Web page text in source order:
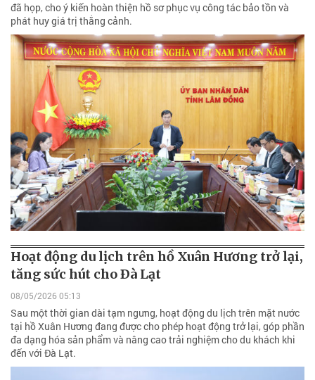
đã họp, cho ý kiến hoàn thiện hồ sơ phục vụ công tác bảo tồn và
phát huy giá trị thắng cảnh.
Hoạt động du lịch trên hồ Xuân Hương trở lại,
tăng sức hút cho Ðà Lạt
08/05/2026 05:13
Sau một thời gian dài tạm ngưng, hoạt động du lịch trên mặt nước
tại hồ Xuân Hương đang được cho phép hoạt động trở lại, góp phần
đa dạng hóa sản phẩm và nâng cao trải nghiệm cho du khách khi
đến với Đà Lạt.